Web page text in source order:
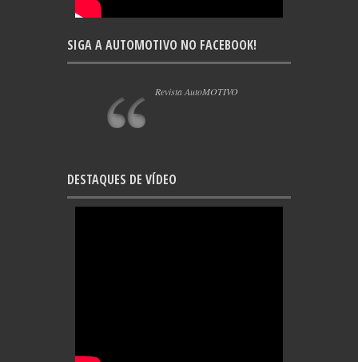
SIGA A AUTOMOTIVO NO FACEBOOK!
Revista AutoMOTIVO
DESTAQUES DE VÍDEO